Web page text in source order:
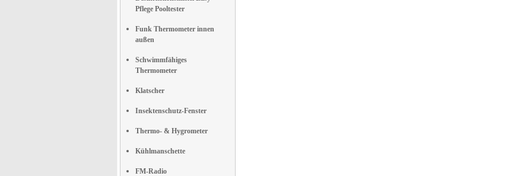
Pflege Pooltester
Funk Thermometer innen
außen
Schwimmfähiges
Thermometer
Klatscher
Insektenschutz-Fenster
Thermo- & Hygrometer
Kühlmanschette
FM-Radio